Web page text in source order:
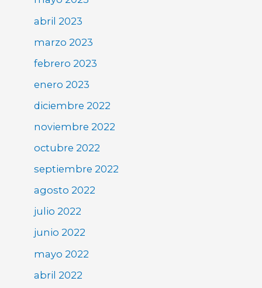
abril 2023
marzo 2023
febrero 2023
enero 2023
diciembre 2022
noviembre 2022
octubre 2022
septiembre 2022
agosto 2022
julio 2022
junio 2022
mayo 2022
abril 2022